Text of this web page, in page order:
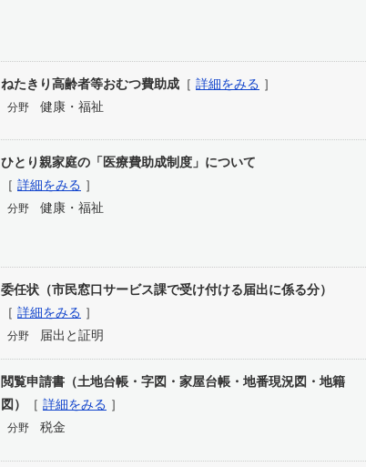
ねたきり高齢者等おむつ費助成 ［ 詳細をみる ］
分野 健康・福祉
ひとり親家庭の「医療費助成制度」について
［ 詳細をみる ］
分野 健康・福祉
委任状（市民窓口サービス課で受け付ける届出に係る分）
［ 詳細をみる ］
分野 届出と証明
閲覧申請書（土地台帳・字図・家屋台帳・地番現況図・地籍
図）
［ 詳細をみる ］
分野 税金